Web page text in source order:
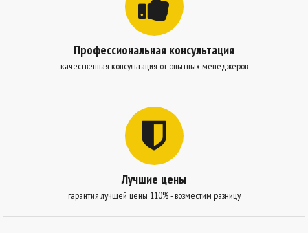
Профессиональная консультация
качественная консультация от опытных менеджеров
Лучшие цены
гарантия лучшей цены 110% - возместим разницу